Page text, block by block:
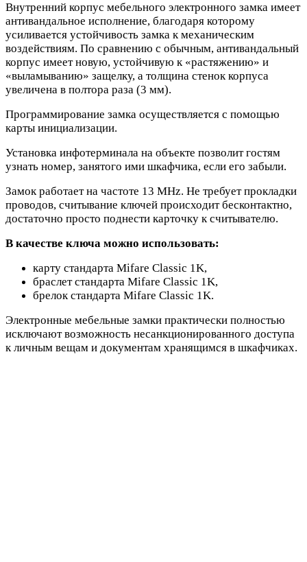
Внутренний корпус мебельного электронного замка имеет
антивандальное исполнение, благодаря которому
усиливается устойчивость замка к механическим
воздействиям. По сравнению с обычным, антивандальный
корпус имеет новую, устойчивую к «растяжению» и
«выламыванию» защелку, а толщина стенок корпуса
увеличена в полтора раза (3 мм).
Программирование замка осуществляется с помощью
карты инициализации.
Установка инфотерминала на объекте позволит гостям
узнать номер, занятого ими шкафчика, если его забыли.
Замок работает на частоте 13 MHz. Не требует прокладки
проводов, считывание ключей происходит бесконтактно,
достаточно просто поднести карточку к считывателю.
В качестве ключа можно использовать:
карту стандарта Mifare Classic 1K,
браслет стандарта Mifare Classic 1K,
брелок стандарта Mifare Classic 1K.
Электронные мебельные замки практически полностью
исключают возможность несанкционированного доступа
к личным вещам и документам хранящимся в шкафчиках.